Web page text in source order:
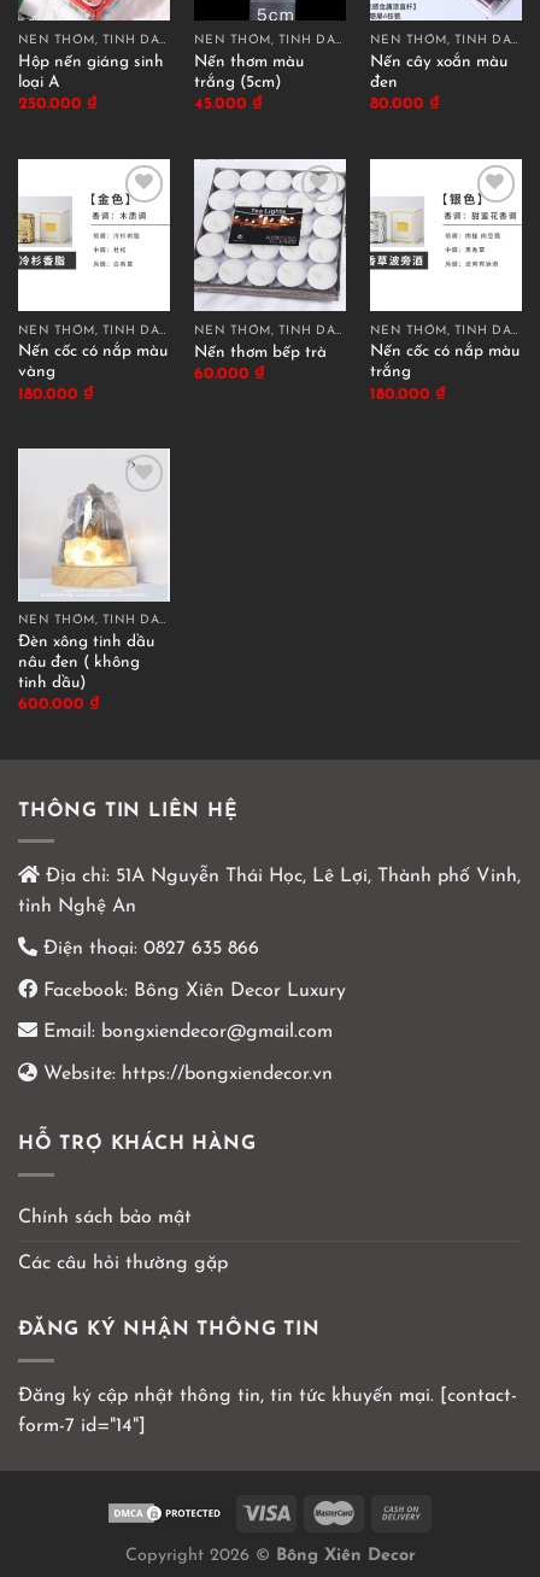
NẾN THƠM, TINH DẦU THƠM
Hộp nến giáng sinh
loại A
250.000 ₫
NẾN THƠM, TINH DẦU THƠM
Nến thơm màu
trắng (5cm)
45.000 ₫
NẾN THƠM, TINH DẦU THƠM
Nến cây xoắn màu
đen
80.000 ₫
NẾN THƠM, TINH DẦU THƠM
Nến cốc có nắp màu
vàng
180.000 ₫
NẾN THƠM, TINH DẦU THƠM
Nến thơm bếp trà
60.000 ₫
NẾN THƠM, TINH DẦU THƠM
Nến cốc có nắp màu
trắng
180.000 ₫
NẾN THƠM, TINH DẦU THƠM
Đèn xông tinh dầu
nâu đen ( không
tinh dầu)
600.000 ₫
THÔNG TIN LIÊN HỆ
Địa chỉ: 51A Nguyễn Thái Học, Lê Lợi, Thành phố Vinh,
tỉnh Nghệ An
Điện thoại: 0827 635 866
Facebook: Bông Xiên Decor Luxury
Email: bongxiendecor@gmail.com
Website: https://bongxiendecor.vn
HỖ TRỢ KHÁCH HÀNG
Chính sách bảo mật
Các câu hỏi thường gặp
ĐĂNG KÝ NHẬN THÔNG TIN
Đăng ký cập nhật thông tin, tin tức khuyến mại. [contact-
form-7 id="14"]
Copyright 2026 © Bông Xiên Decor